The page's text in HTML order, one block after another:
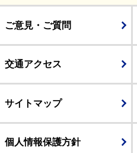
ご意見・ご質問
交通アクセス
サイトマップ
個人情報保護方針